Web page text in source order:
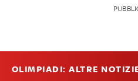
OLIMPIADI: ALTRE